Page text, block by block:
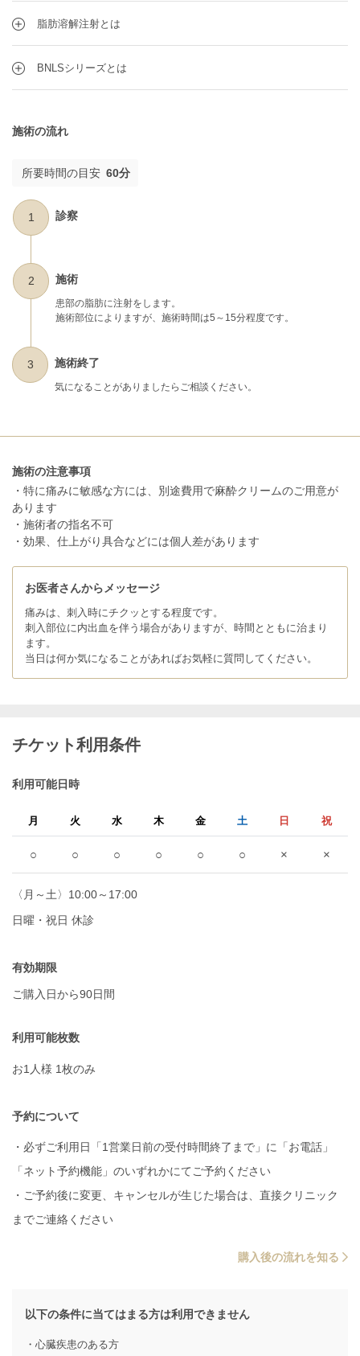
脂肪溶解注射とは
BNLSシリーズとは
施術の流れ
所要時間の目安 60分
1 診察
2 施術
患部の脂肪に注射をします。
施術部位によりますが、施術時間は5～15分程度です。
3 施術終了
気になることがありましたらご相談ください。
施術の注意事項
・特に痛みに敏感な方には、別途費用で麻酔クリームのご用意が
あります
・施術者の指名不可
・効果、仕上がり具合などには個人差があります
お医者さんからメッセージ
痛みは、刺入時にチクッとする程度です。
刺入部位に内出血を伴う場合がありますが、時間とともに治まり
ます。
当日は何か気になることがあればお気軽に質問してください。
チケット利用条件
利用可能日時
月 火 水 木 金 土 日 祝
○ ○ ○ ○ ○ ○ × ×
〈月～土〉10:00～17:00
日曜・祝日 休診
有効期限
ご購入日から90日間
利用可能枚数
お1人様 1枚のみ
予約について
・必ずご利用日「1営業日前の受付時間終了まで」に「お電話」
「ネット予約機能」のいずれかにてご予約ください
・ご予約後に変更、キャンセルが生じた場合は、直接クリニック
までご連絡ください
購入後の流れを知る
以下の条件に当てはまる方は利用できません
・心臓疾患のある方